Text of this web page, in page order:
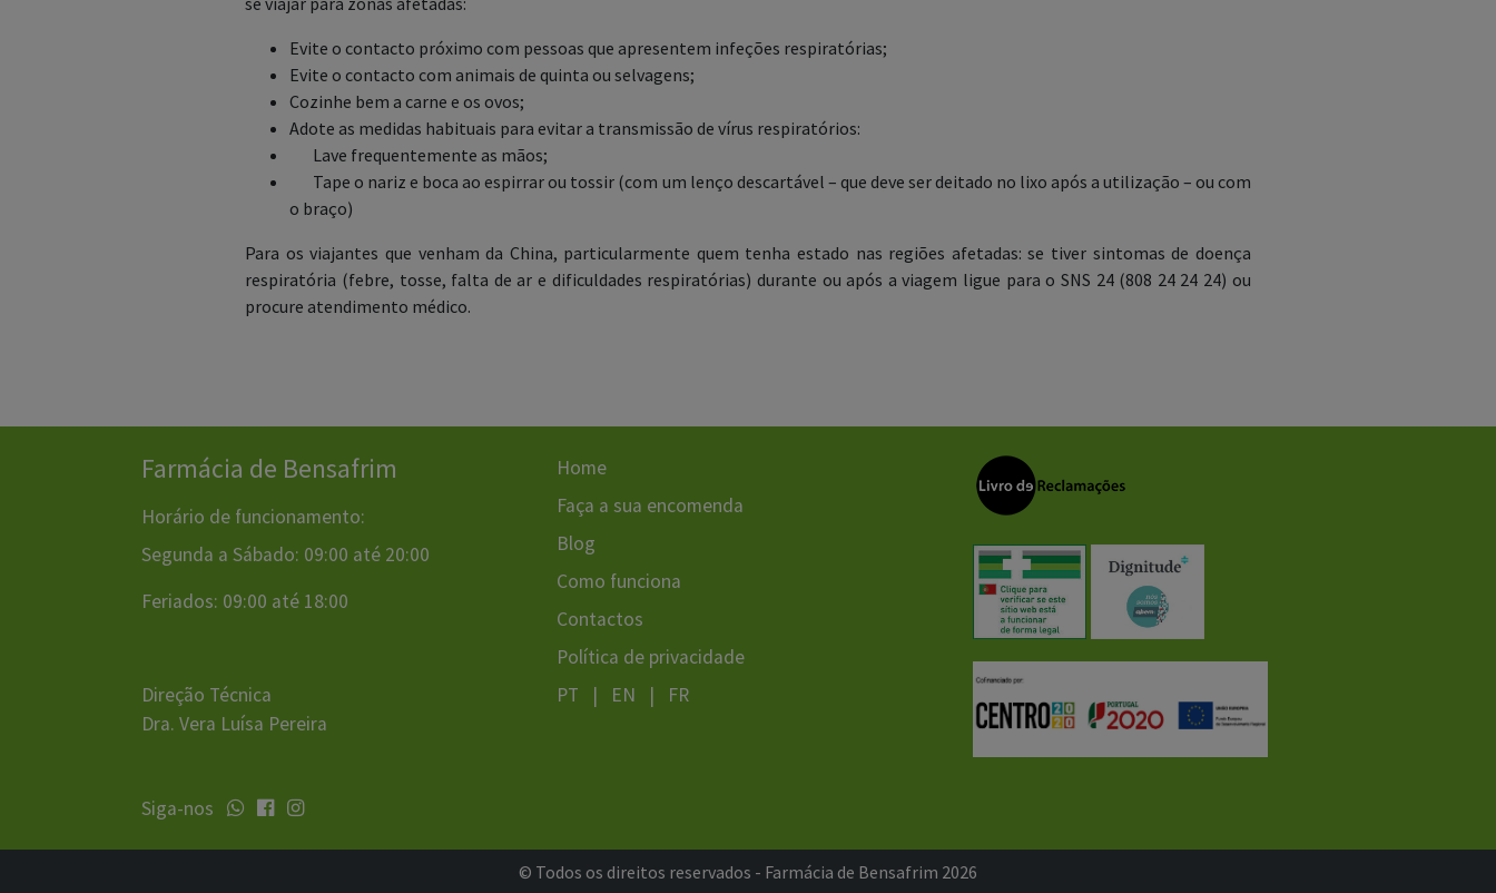
Evite o contacto próximo com pessoas que apresentem infeções respiratórias;
Evite o contacto com animais de quinta ou selvagens;
Cozinhe bem a carne e os ovos;
Adote as medidas habituais para evitar a transmissão de vírus respiratórios:
Lave frequentemente as mãos;
Tape o nariz e boca ao espirrar ou tossir (com um lenço descartável – que deve ser deitado no lixo após a utilização – ou com
o braço)
Para os viajantes que venham da China, particularmente quem tenha estado nas regiões afetadas: se tiver sintomas de doença
respiratória (febre, tosse, falta de ar e dificuldades respiratórias) durante ou após a viagem ligue para o SNS 24 (808 24 24 24) ou
procure atendimento médico.
Farmácia de Bensafrim
Horário de funcionamento:
Segunda a Sábado: 09:00 até 20:00
Feriados: 09:00 até 18:00
Direção Técnica
Dra. Vera Luísa Pereira
Siga-nos
Home
Faça a sua encomenda
Blog
Como funciona
Contactos
Política de privacidade
PT
| EN | FR
© Todos os direitos reservados - Farmácia de Bensafrim 2026